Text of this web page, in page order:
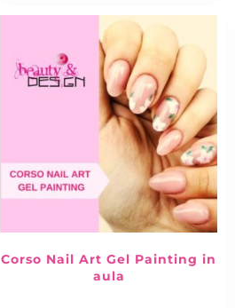
Corso Nail Art Gel Painting in
aula